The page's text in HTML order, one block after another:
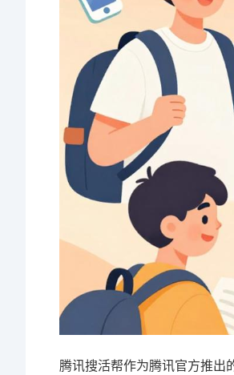
腾讯搜活帮作为腾讯官方推出